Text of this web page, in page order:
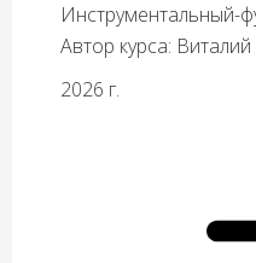
Инструментальный-
Автор курса:
2026 г.